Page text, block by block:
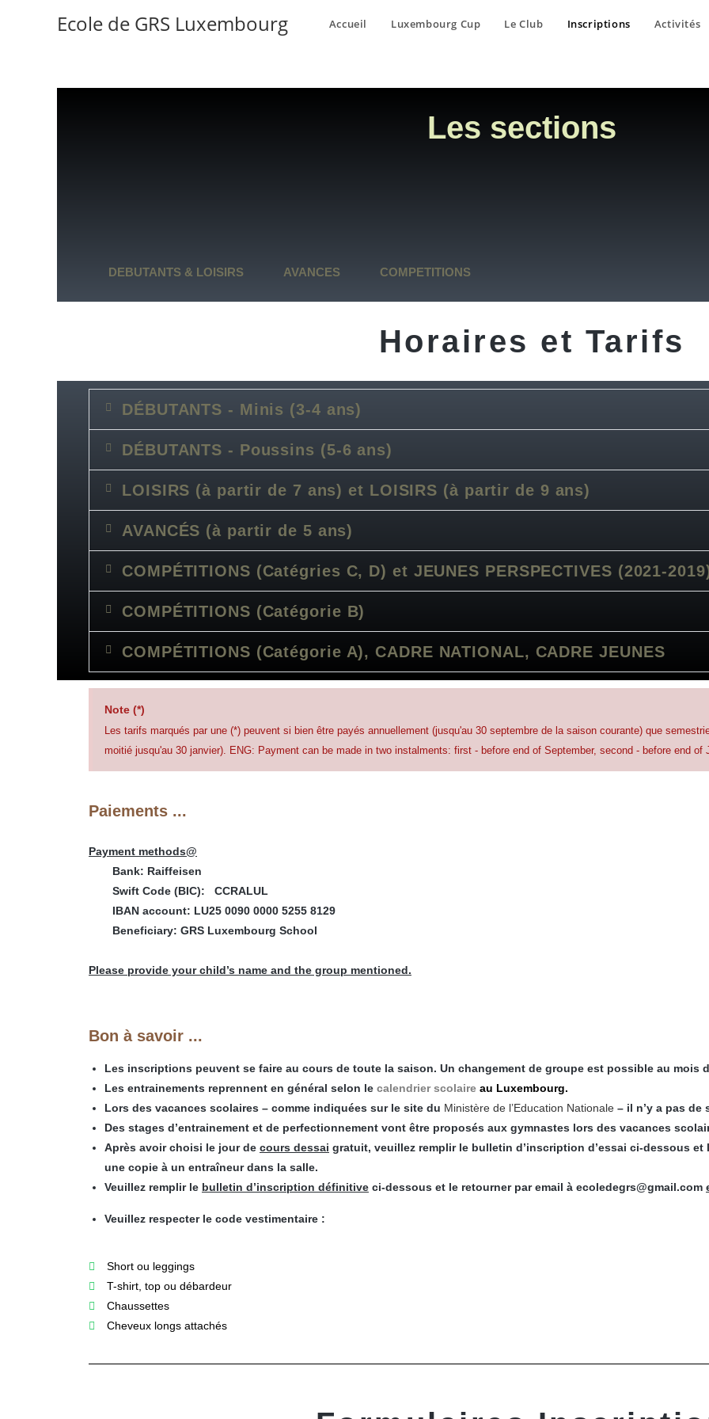
Ecole de GRS Luxembourg Accueil Luxembourg Cup Le Club Inscriptions Activités
Les sections
DEBUTANTS & LOISIRS AVANCES COMPETITIONS
Horaires et Tarifs
DÉBUTANTS - Minis (3-4 ans)
DÉBUTANTS - Poussins (5-6 ans)
LOISIRS (à partir de 7 ans) et LOISIRS (à partir de 9 ans)
AVANCÉS (à partir de 5 ans)
COMPÉTITIONS (Catégries C, D) et JEUNES PERSPECTIVES (2021-
COMPÉTITIONS (Catégorie B)
COMPÉTITIONS (Catégorie A), CADRE NATIONAL, CADRE JEUNES
Note (*)
Les tarifs marqués par une (*) peuvent si bien être payés annuellement (jusqu'au 30 septembre de la saison courante) que
moitié jusqu'au 30 janvier). ENG: Payment can be made in two instalments: first - before end of September, second - before end of
Paiements ...
Payment methods@
Bank: Raiffeisen
Swift Code (BIC): CCRALUL
IBAN account: LU25 0090 0000 5255 8129
Beneficiary: GRS Luxembourg School
Please provide your child’s name and the group mentioned.
Bon à savoir ...
Les inscriptions peuvent se faire au cours de toute la saison. Un changement de groupe est possible au mois
Les entrainements reprennent en général selon le calendrier scolaire au Luxembourg.
Lors des vacances scolaires – comme indiquées sur le site du Ministère de l’Education Nationale – il n’y a pas de
Des stages d’entrainement et de perfectionnement vont être proposés aux gymnastes lors des vacances
Après avoir choisi le jour de cours dessai gratuit, veuillez remplir le bulletin d’inscription d’essai ci-dessous
une copie à un entraîneur dans la salle.
Veuillez remplir le bulletin d’inscription définitive ci-dessous et le retourner par email à ecoledegrs@gmail.com
Veuillez respecter le code vestimentaire :
Short ou leggings
T-shirt, top ou débardeur
Chaussettes
Cheveux longs attachés